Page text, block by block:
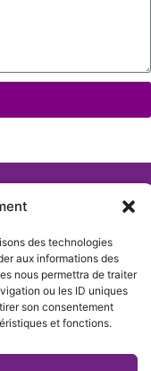
des technologies
aux informations des
nous permettra de traiter
ou les ID uniques
son consentement
et fonctions.